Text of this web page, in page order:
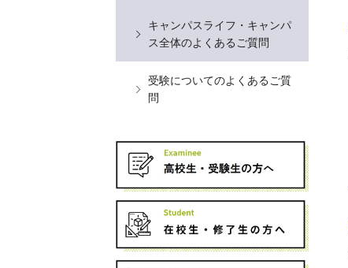
キャンパスライフ・キャンパ
ス全体のよくあるご質問
受験についてのよくあるご質
問